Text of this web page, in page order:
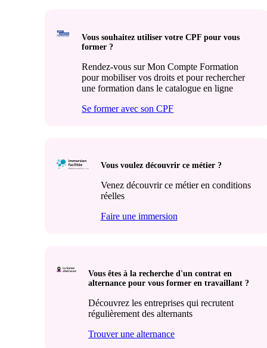
Vous souhaitez utiliser votre CPF pour vous
former ?
Rendez-vous sur Mon Compte Formation
pour mobiliser vos droits et pour rechercher
une formation dans le catalogue en ligne
Se former avec son CPF
Vous voulez découvrir ce métier ?
Venez découvrir ce métier en conditions
réelles
Faire une immersion
Vous êtes à la recherche d'un contrat en
alternance pour vous former en travaillant ?
Découvrez les entreprises qui recrutent
régulièrement des alternants
Trouver une alternance